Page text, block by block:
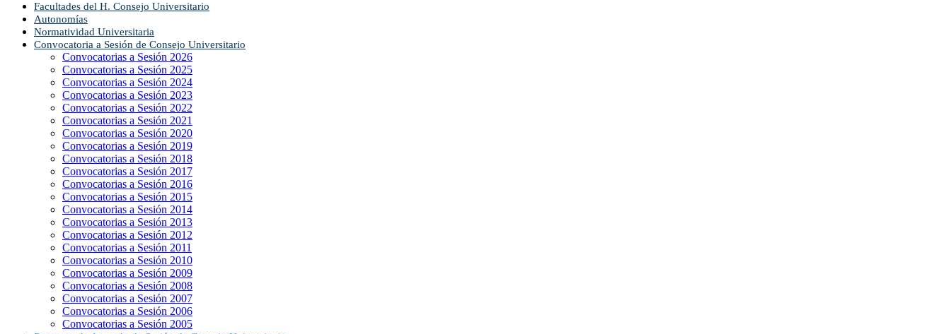
Facultades del H. Consejo Universitario
Autonomías
Normatividad Universitaria
Convocatoria a Sesión de Consejo Universitario
Convocatorias a Sesión 2026
Convocatorias a Sesión 2025
Convocatorias a Sesión 2024
Convocatorias a Sesión 2023
Convocatorias a Sesión 2022
Convocatorias a Sesión 2021
Convocatorias a Sesión 2020
Convocatorias a Sesión 2019
Convocatorias a Sesión 2018
Convocatorias a Sesión 2017
Convocatorias a Sesión 2016
Convocatorias a Sesión 2015
Convocatorias a Sesión 2014
Convocatorias a Sesión 2013
Convocatorias a Sesión 2012
Convocatorias a Sesión 2011
Convocatorias a Sesión 2010
Convocatorias a Sesión 2009
Convocatorias a Sesión 2008
Convocatorias a Sesión 2007
Convocatorias a Sesión 2006
Convocatorias a Sesión 2005